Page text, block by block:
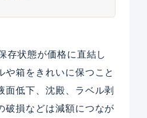
存状態が価格に直結し
や箱をきれいに保つこと
面低下、沈殿、ラベル剥
破損などは減額につなが